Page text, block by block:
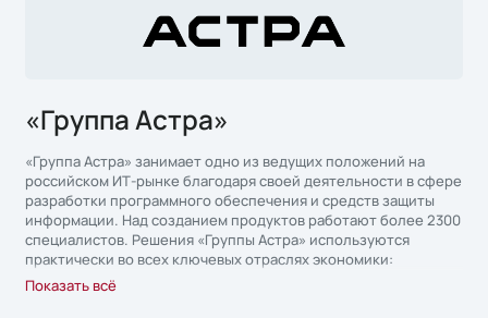
«Группа Астра»
«Группа Астра» занимает одно из ведущих положений на
российском ИТ-рынке благодаря своей деятельности в сфере
разработки программного обеспечения и средств защиты
информации. Над созданием продуктов работают более 2300
специалистов. Решения «Группы Астра» используются
практически во всех ключевых отраслях экономики:
энергетике, нефтегазовой сфере, финансовом секторе,
государственных корпорация, медицине и образовании.
Показать всё